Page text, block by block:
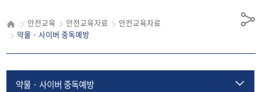
안전교육 안전교육자료
안전교육자료
약물 · 사이버 중독예방
공
약물 · 사이버 중독예방